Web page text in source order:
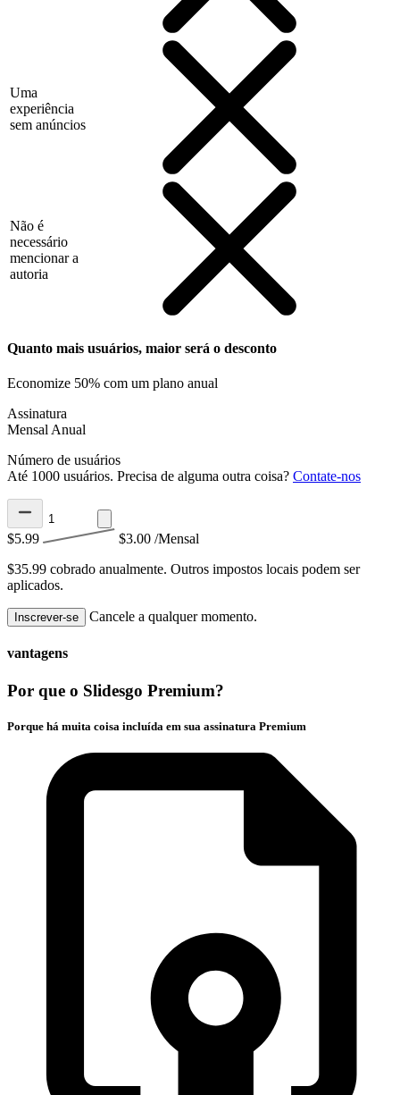
Uma
experiência
sem anúncios
Não é
necessário
mencionar a
autoria
Quanto mais usuários, maior será o desconto
Economize 50% com um plano anual
Assinatura
Mensal Anual
Número de usuários
Até 1000 usuários. Precisa de alguma outra coisa? Contate-nos
$5.99 $3.00 /Mensal
$35.99 cobrado anualmente. Outros impostos locais podem ser
aplicados.
Inscrever-se Cancele a qualquer momento.
vantagens
Por que o Slidesgo Premium?
Porque há muita coisa incluída em sua assinatura Premium